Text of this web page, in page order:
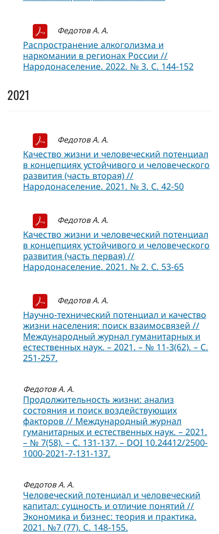
Федотов А. А.
Распространение алкоголизма и
наркомании в регионах России //
Народонаселение. 2022. № 3. С. 144-152
2021
Федотов А. А.
Качество жизни и человеческий потенциал
в концепциях устойчивого и человеческого
развития (часть вторая) //
Народонаселение. 2021. № 3. С. 42-50
Федотов А. А.
Качество жизни и человеческий потенциал
в концепциях устойчивого и человеческого
развития (часть первая) //
Народонаселение. 2021. № 2. С. 53-65
Федотов А. А.
Научно-технический потенциал и качество
жизни населения: поиск взаимосвязей //
Международный журнал гуманитарных и
естественных наук. – 2021. – № 11-3(62). – С.
251-257.
Федотов А. А.
Продолжительность жизни: анализ
состояния и поиск воздействующих
факторов // Международный журнал
гуманитарных и естественных наук. – 2021.
– № 7(58). – С. 131-137. – DOI 10.24412/2500-
1000-2021-7-131-137.
Федотов А. А.
Человеческий потенциал и человеческий
капитал: сущность и отличие понятий //
Экономика и бизнес: теория и практика.
2021. №7 (77). С. 148-155.